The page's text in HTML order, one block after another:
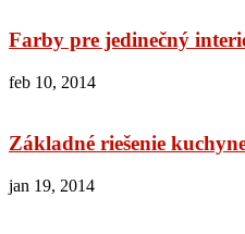
Farby pre jedinečný
feb 10, 2014
Základné riešenie
jan 19, 2014